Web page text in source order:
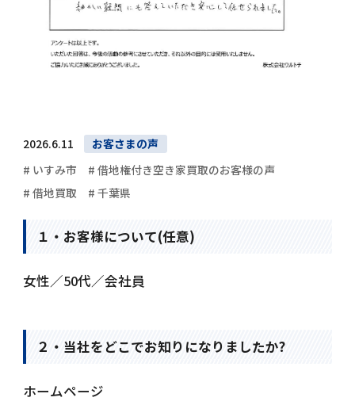
2026.6.11
お客さまの声
# いすみ市
# 借地権付き空き家買取のお客様の声
# 借地買取
# 千葉県
１・お客様について(任意)
女性／50代／会社員
２・当社をどこでお知りになりましたか?
ホームページ